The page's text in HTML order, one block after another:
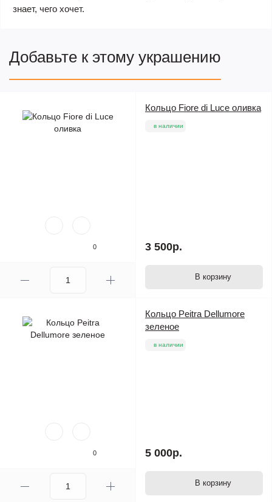
знает, чего хочет.
Добавьте к этому украшению
0
Кольцо Fiore di Luce оливка
в наличии
3 500р.
В корзину
0
Кольцо Peitra Dellumore
зеленое
в наличии
5 000р.
В корзину